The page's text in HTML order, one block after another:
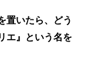
置いたら、どう
エ』という名を